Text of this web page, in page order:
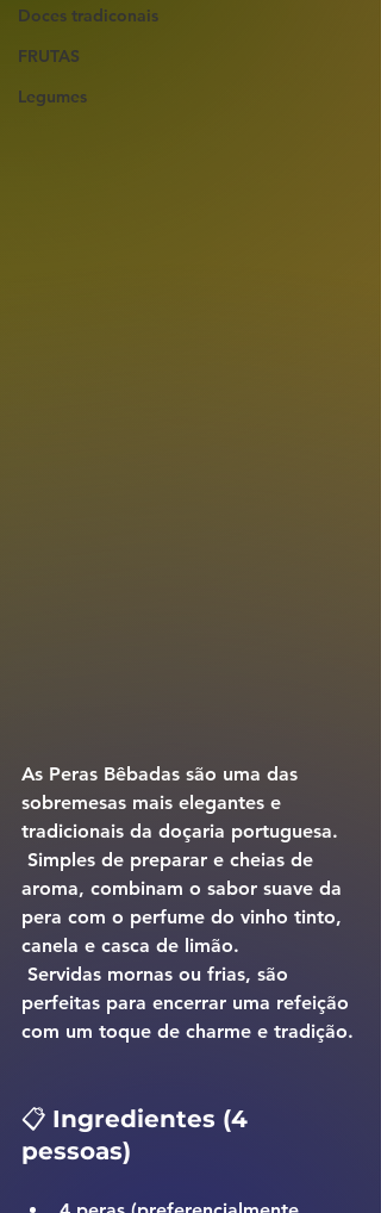
Doces tradiconais
FRUTAS
Legumes
As Peras Bêbadas são uma das
sobremesas mais elegantes e
tradicionais da doçaria portuguesa.
aroma, combinam o sabor suave da
pera com o perfume do vinho tinto,
canela e casca de limão.
perfeitas para encerrar uma refeição
com um toque de charme e tradição.
📋 Ingredientes (4
pessoas)